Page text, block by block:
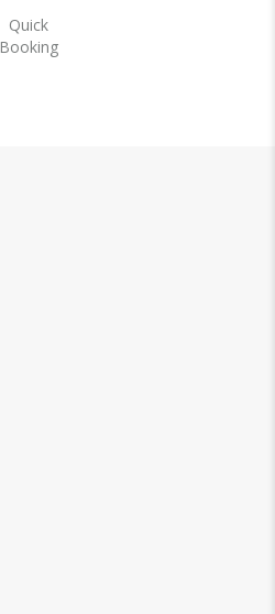
Quick
Booking